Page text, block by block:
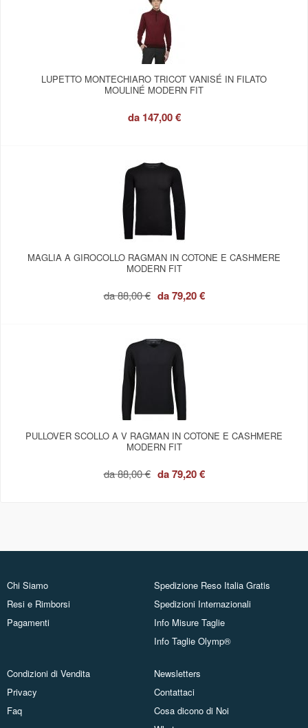
LUPETTO MONTECHIARO TRICOT VANISÉ IN FILATO
MOULINÉ MODERN FIT
da 147,00 €
MAGLIA A GIROCOLLO RAGMAN IN COTONE E CASHMERE
MODERN FIT
da88,00 € da79,20 €
PULLOVER SCOLLO A V RAGMAN IN COTONE E CASHMERE
MODERN FIT
da88,00 € da79,20 €
Chi Siamo
Resi e Rimborsi
Pagamenti
Spedizione Reso Italia Gratis
Spedizioni Internazionali
Info Misure Taglie
Info Taglie Olymp®
Condizioni di Vendita
Privacy
Faq
Newsletters
Contattaci
Cosa dicono di Noi